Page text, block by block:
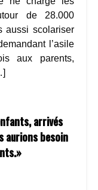
de 28.000
aussi scolariser
l’asile
aux parents,
arrivés
aurions besoin